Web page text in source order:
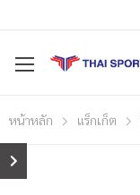
หน้าหลัก แร็กเก็ต